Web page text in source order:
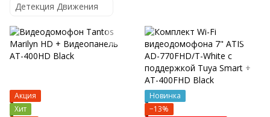
Детекция Движения
Акция
Хит
Новинка
−13%